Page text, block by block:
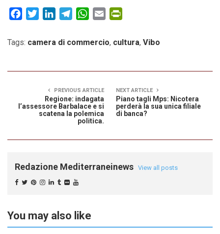
FacebookTwitterLinkedInTelegramWhatsApp
Email
Tags: camera di commercio, cultura, Vibo
PREVIOUS ARTICLE
Regione: indagata
l’assessore Barbalace e si
scatena la polemica
politica.
NEXT ARTICLE
Piano tagli Mps: Nicotera
perderà la sua unica filiale
di banca?
Redazione Mediterraneinews View all posts
You may also like